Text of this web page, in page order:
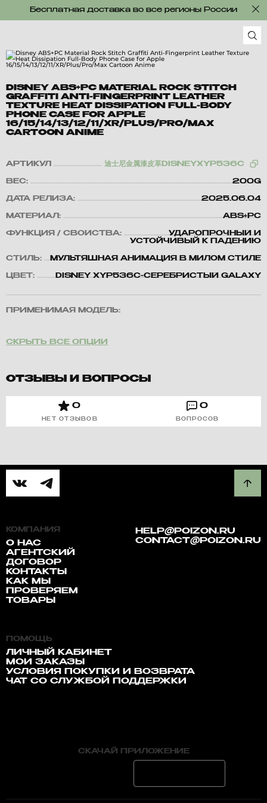
Бесплатная доставка во все регионы России
DISNEY ABS+PC MATERIAL ROCK STITCH
GRAFFITI ANTI-FINGERPRINT LEATHER
TEXTURE HEAT DISSIPATION FULL-BODY
PHONE CASE FOR APPLE
16/15/14/13/12/11/XR/PLUS/PRO/MAX
CARTOON ANIME
АРТИКУЛ 迪士尼金属漆皮革DISNEYXYP536C
ВЕС: 200G
ДАТА РЕЛИЗА: 2025.06.04
МАТЕРИАЛ: ABS+PC
ФУНКЦИЯ / СВОЙСТВА:
УДАРОПРОЧНЫЙ И
УСТОЙЧИВЫЙ К ПАДЕНИЮ
СТИЛЬ: МУЛЬТЯШНАЯ АНИМАЦИЯ В МИЛОМ СТИЛЕ
ЦВЕТ: DISNEY XYP536C-СЕРЕБРИСТЫЙ GALAXY
ПРИМЕНИМАЯ МОДЕЛЬ:
СКРЫТЬ ВСЕ ОПЦИИ
ОТЗЫВЫ И ВОПРОСЫ
0
НЕТ ОТЗЫВОВ
0
ВОПРОСОВ
КОМПАНИЯ
О НАС
АГЕНТСКИЙ
ДОГОВОР
КОНТАКТЫ
КАК МЫ
ПРОВЕРЯЕМ
ТОВАРЫ
HELP@POIZON.RU
CONTACT@POIZON.RU
ПОМОЩЬ
ЛИЧНЫЙ КАБИНЕТ
МОИ ЗАКАЗЫ
УСЛОВИЯ ПОКУПКИ И ВОЗВРАТА
ЧАТ СО СЛУЖБОЙ ПОДДЕРЖКИ
СКАЧАЙ ПРИЛОЖЕНИЕ